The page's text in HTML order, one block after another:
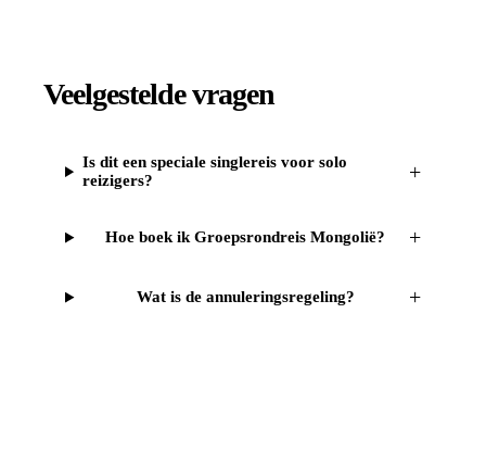
Veelgestelde vragen
Is dit een speciale singlereis voor solo
reizigers?
+
Hoe boek ik Groepsrondreis Mongolië? +
Wat is de annuleringsregeling? +